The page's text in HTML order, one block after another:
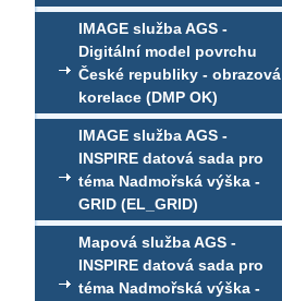
IMAGE služba AGS -
Digitální model povrchu
České republiky - obrazová
korelace (DMP OK)
IMAGE služba AGS -
INSPIRE datová sada pro
téma Nadmořská výška -
GRID (EL_GRID)
Mapová služba AGS -
INSPIRE datová sada pro
téma Nadmořská výška -